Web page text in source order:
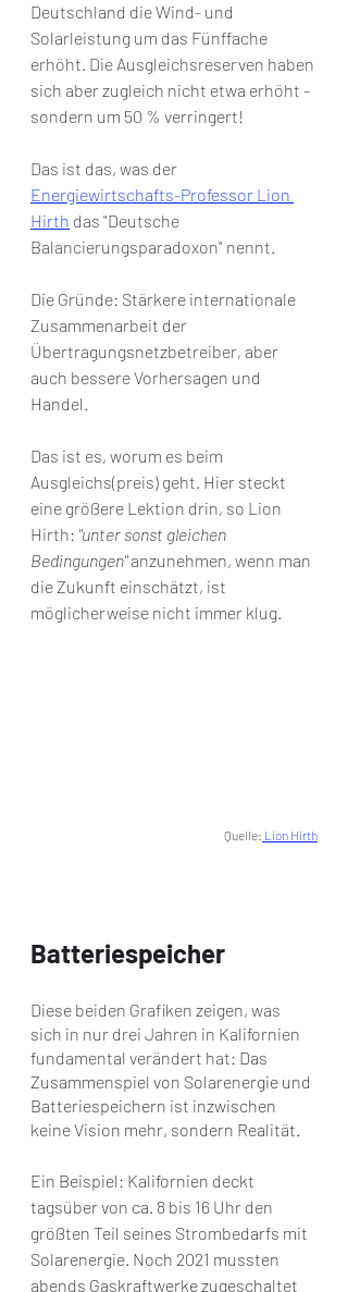
Deutschland die Wind- und
Solarleistung um das Fünffache
erhöht. Die Ausgleichsreserven haben
sich aber zugleich nicht etwa erhöht -
sondern um 50 % verringert!
Das ist das, was der
Energiewirtschafts-Professor Lion
Hirth das "Deutsche
Balancierungsparadoxon" nennt.
Die Gründe: Stärkere internationale
Zusammenarbeit der
Übertragungsnetzbetreiber, aber
auch bessere Vorhersagen und
Handel.
Das ist es, worum es beim
Ausgleichs(preis) geht. Hier steckt
eine größere Lektion drin, so Lion
Hirth: "unter sonst gleichen
Bedingungen" anzunehmen, wenn man
die Zukunft einschätzt, ist
möglicherweise nicht immer klug.
Quelle: Lion Hirth
Batteriespeicher
Diese beiden Grafiken zeigen, was
sich in nur drei Jahren in Kalifornien
fundamental verändert hat: Das
Zusammenspiel von Solarenergie und
Batteriespeichern ist inzwischen
keine Vision mehr, sondern Realität.
Ein Beispiel: Kalifornien deckt
tagsüber von ca. 8 bis 16 Uhr den
größten Teil seines Strombedarfs mit
Solarenergie. Noch 2021 mussten
abends Gaskraftwerke zugeschaltet